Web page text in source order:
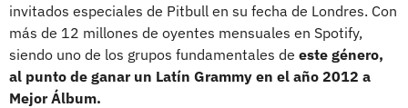
invitados especiales de Pitbull en su fecha de Londres. Con
más de 12 millones de oyentes mensuales en Spotify,
siendo uno de los grupos fundamentales de este género,
al punto de ganar un Latín Grammy en el año 2012 a
Mejor Álbum.